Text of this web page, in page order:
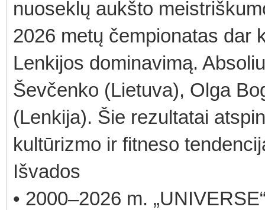
nuoseklų aukšto
2026 metų čempionatas dar
Lenkijos dominavimą.
Ševčenko (Lietuva), Olga
(Lenkija). Šie rezultatai
kultūrizmo ir fitneso
Išvados
• 2000–2026 m.